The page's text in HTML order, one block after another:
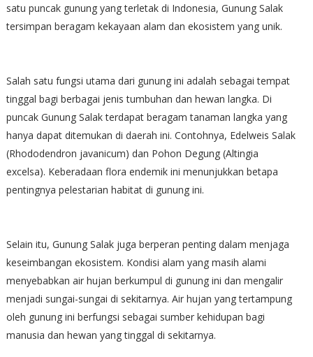
satu puncak gunung yang terletak di Indonesia, Gunung Salak
tersimpan beragam kekayaan alam dan ekosistem yang unik.
Salah satu fungsi utama dari gunung ini adalah sebagai tempat
tinggal bagi berbagai jenis tumbuhan dan hewan langka. Di
puncak Gunung Salak terdapat beragam tanaman langka yang
hanya dapat ditemukan di daerah ini. Contohnya, Edelweis Salak
(Rhododendron javanicum) dan Pohon Degung (Altingia
excelsa). Keberadaan flora endemik ini menunjukkan betapa
pentingnya pelestarian habitat di gunung ini.
Selain itu, Gunung Salak juga berperan penting dalam menjaga
keseimbangan ekosistem. Kondisi alam yang masih alami
menyebabkan air hujan berkumpul di gunung ini dan mengalir
menjadi sungai-sungai di sekitarnya. Air hujan yang tertampung
oleh gunung ini berfungsi sebagai sumber kehidupan bagi
manusia dan hewan yang tinggal di sekitarnya.